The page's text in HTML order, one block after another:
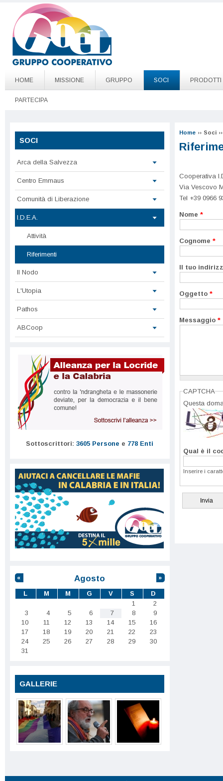
Salta al contenuto principale
Go to page top
HOME MISSIONE GRUPPO SOCI PRODOTTI
PARTECIPA
Home ›› Soci ››
Cooperativa
Via Vescovo
Tel +39 0966
Nome*
Cognome*
Il tuo
Oggetto*
Messaggio*
CAPTCHA
Questa
Qual è il
Inserire i
SOCI
Arca della Salvezza
Centro Emmaus
Comunità di Liberazione
I.D.E.A.
Attività
Riferimenti
Il Nodo
L'Utopia
Pathos
ABCoop
Sottoscrittori: 3605 Persone e 778 Enti
Agosto
« »
L M M G V S
D
1
2
3
4 5 6 7 8
9
10
11 12 13 14 15
16
17
18 19 20 21 22
23
24
25 26 27 28 29
30
31
GALLERIE